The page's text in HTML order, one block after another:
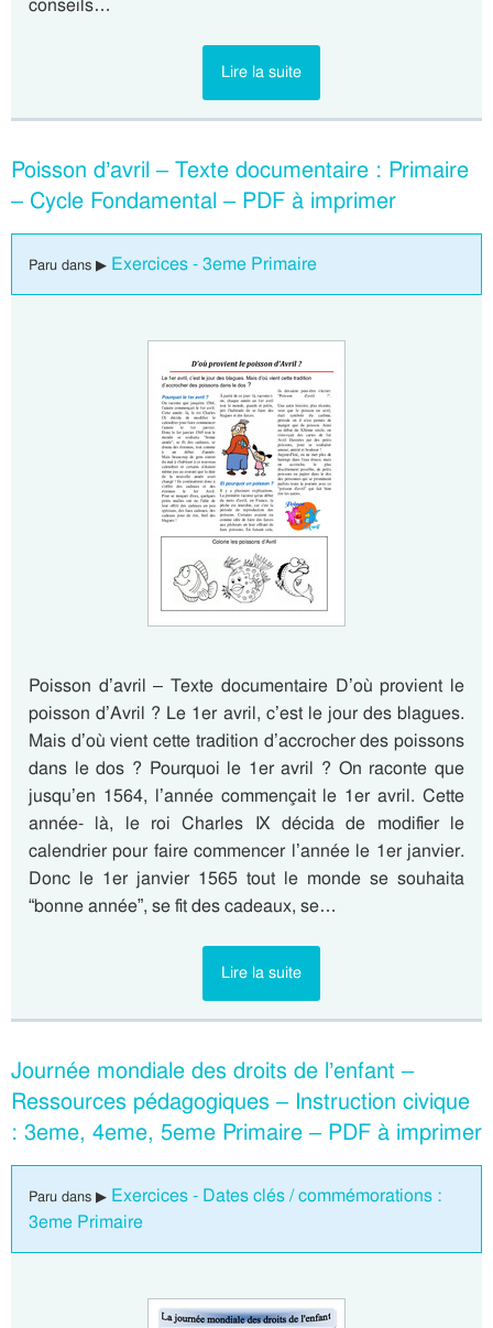
conseils…
Lire la suite
Poisson d’avril – Texte documentaire : Primaire
– Cycle Fondamental – PDF à imprimer
Paru dans ▶ Exercices - 3eme Primaire
Poisson d’avril – Texte documentaire D’où provient le
poisson d’Avril ? Le 1er avril, c’est le jour des blagues.
Mais d’où vient cette tradition d’accrocher des poissons
dans le dos ? Pourquoi le 1er avril ? On raconte que
jusqu’en 1564, l’année commençait le 1er avril. Cette
année- là, le roi Charles IX décida de modifier le
calendrier pour faire commencer l’année le 1er janvier.
Donc le 1er janvier 1565 tout le monde se souhaita
“bonne année”, se fit des cadeaux, se…
Lire la suite
Journée mondiale des droits de l’enfant –
Ressources pédagogiques – Instruction civique
: 3eme, 4eme, 5eme Primaire – PDF à imprimer
Paru dans ▶ Exercices - Dates clés / commémorations :
3eme Primaire